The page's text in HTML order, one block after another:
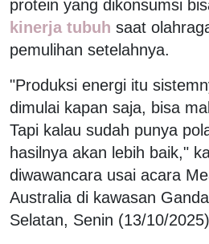
protein yang dikonsumsi
kinerja tubuh saat
pemulihan setelahnya.
"Produksi energi itu
dimulai kapan saja, bisa
Tapi kalau sudah punya
hasilnya akan lebih baik,"
diwawancara usai acara
Australia di kawasan
Selatan, Senin (13/10/